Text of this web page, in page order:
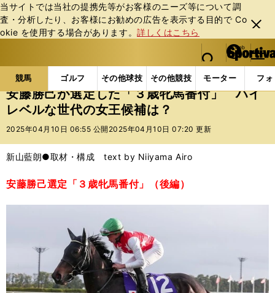
当サイトでは当社の提携先等がお客様のニーズ等について調
査・分析したり、お客様にお勧めの広告を表⽰する⽬的で Co
okie を使⽤する場合があります。詳しくはこちら
閉じ
る
web Sportiva (webスポルティーバ)
検索
マイペ
ー
ジ
メニュ
競馬 ゴルフ その他球技 その他競技 モーター フ
b
ス
ポ
ル
バ
競馬の記事一覧 競馬 安藤勝己が選定した「３歳牝
安藤勝己が選定した「３歳牝馬番付」 ハイ
レベルな世代の女王候補は？
2025年04月10日 06:55 公開 2025年04月10日 07:20 更新
新山藍朗●取材・構成 text by Niiyama Airo
安藤勝己選定「３歳牝馬番付」（後編）